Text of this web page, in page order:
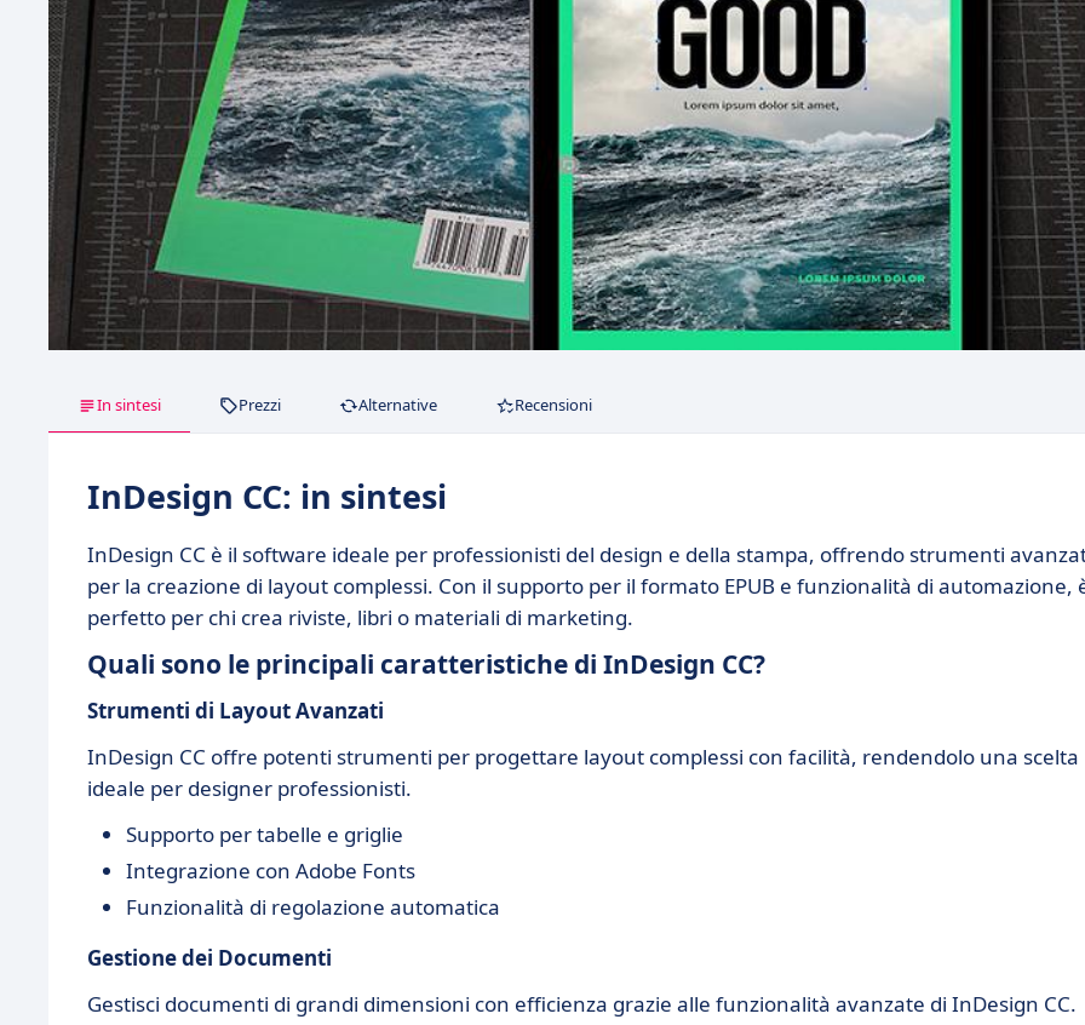
In sintesi Prezzi Alternative Recensioni
InDesign CC: in sintesi
InDesign CC è il software ideale per professionisti del design e della stampa, offrendo strumenti
per la creazione di layout complessi. Con il supporto per il formato EPUB e funzionalità di automazione,
perfetto per chi crea riviste, libri o materiali di marketing.
Quali sono le principali caratteristiche di InDesign CC?
Strumenti di Layout Avanzati
InDesign CC offre potenti strumenti per progettare layout complessi con facilità, rendendolo una scelta
ideale per designer professionisti.
Supporto per tabelle e griglie
Integrazione con Adobe Fonts
Funzionalità di regolazione automatica
Gestione dei Documenti
Gestisci documenti di grandi dimensioni con efficienza grazie alle funzionalità avanzate di InDesign CC.